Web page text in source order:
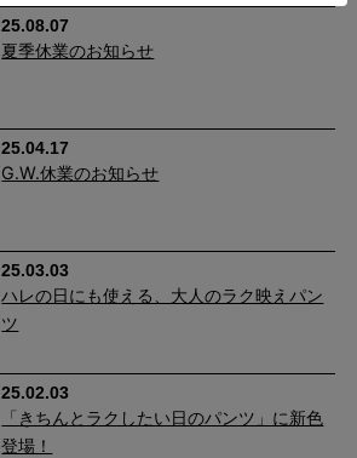
25.08.07
夏季休業のお知らせ
25.04.17
G.W.休業のお知らせ
25.03.03
ハレの日にも使える、大人のラク映えパン
ツ
25.02.03
「きちんとラクしたい日のパンツ」に新色
登場！